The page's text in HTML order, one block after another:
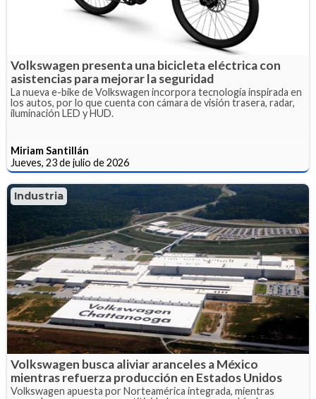
Volkswagen presenta una bicicleta eléctrica con
asistencias para mejorar la seguridad
La nueva e-bike de Volkswagen incorpora tecnología inspirada en
los autos, por lo que cuenta con cámara de visión trasera, radar,
iluminación LED y HUD.
Miriam Santillán
Jueves, 23 de julio de 2026
Industria
Volkswagen busca aliviar aranceles a México
mientras refuerza producción en Estados Unidos
Volkswagen apuesta por Norteamérica integrada, mientras